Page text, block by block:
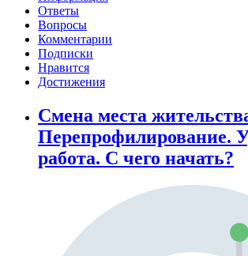
Ответы
Вопросы
Комментарии
Подписки
Нравится
Достижения
Смена места
Перепрофилирование.
работа. С чего начать?